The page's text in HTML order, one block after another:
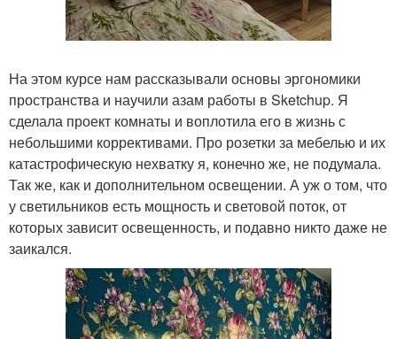
На этом курсе нам рассказывали основы эргономики
пространства и научили азам работы в Sketchup. Я
сделала проект комнаты и воплотила его в жизнь с
небольшими коррективами. Про розетки за мебелью и их
катастрофическую нехватку я, конечно же, не подумала.
Так же, как и дополнительном освещении. А уж о том, что
у светильников есть мощность и световой поток, от
которых зависит освещенность, и подавно никто даже не
заикался.